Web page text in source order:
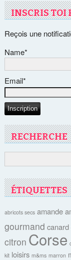
INSCRIS TOI
Reçois une
Name*
Email*
RECHERCHE
ÉTIQUETTES
abricots secs amande
gourmand canard
citron Corse
kit loisirs m&ms marron